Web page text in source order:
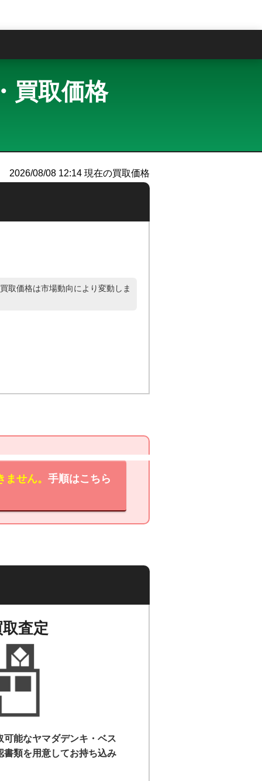
買取価格
2026/08/08 12:14 現在の買取価格
取価格は市場動向により変動しま
せん。 手順はこちら
査定
能なヤマダデンキ・ベス
書類を用意してお持ち込み